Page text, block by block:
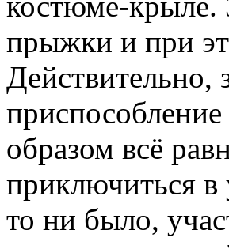
прыжки и при
Действительно,
приспособление
образом всё
приключиться
то ни было,